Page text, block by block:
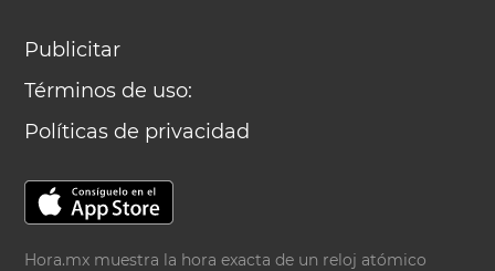
Publicitar
Términos de uso:
Políticas de privacidad
Hora.mx muestra la hora exacta de un reloj atómico